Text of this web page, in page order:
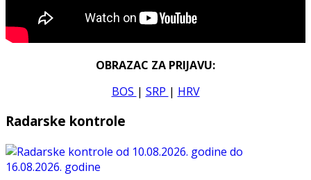
OBRAZAC ZA PRIJAVU:
BOS | SRP | HRV
Radarske kontrole